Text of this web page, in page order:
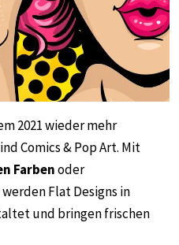
2021 wieder mehr
Comics & Pop Art. Mit
Farbenoder
werden Flat Designs in
und bringen frischen